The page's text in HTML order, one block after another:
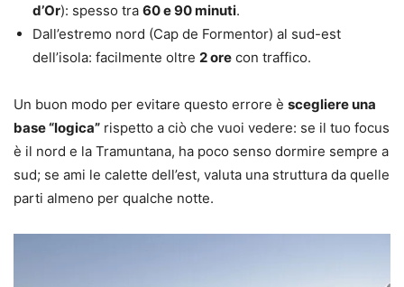
d’Or): spesso tra 60 e 90 minuti.
Dall’estremo nord (Cap de Formentor) al sud-est
dell’isola: facilmente oltre 2 ore con traffico.
Un buon modo per evitare questo errore è scegliere una
base “logica” rispetto a ciò che vuoi vedere: se il tuo focus
è il nord e la Tramuntana, ha poco senso dormire sempre a
sud; se ami le calette dell’est, valuta una struttura da quelle
parti almeno per qualche notte.